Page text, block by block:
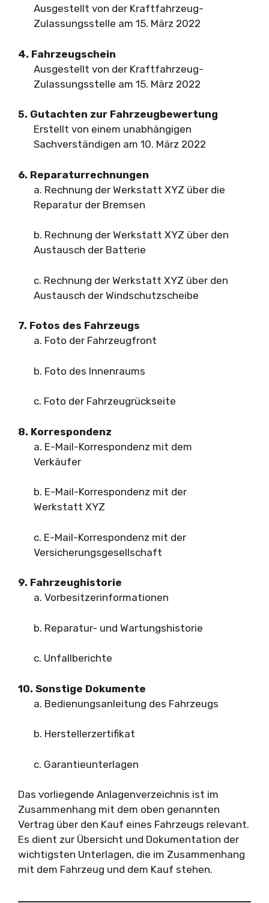
Ausgestellt von der Kraftfahrzeug-
Zulassungsstelle am 15. März 2022
4. Fahrzeugschein
Ausgestellt von der Kraftfahrzeug-
Zulassungsstelle am 15. März 2022
5. Gutachten zur Fahrzeugbewertung
Erstellt von einem unabhängigen
Sachverständigen am 10. März 2022
6. Reparaturrechnungen
a. Rechnung der Werkstatt XYZ über die
Reparatur der Bremsen
b. Rechnung der Werkstatt XYZ über den
Austausch der Batterie
c. Rechnung der Werkstatt XYZ über den
Austausch der Windschutzscheibe
7. Fotos des Fahrzeugs
a. Foto der Fahrzeugfront
b. Foto des Innenraums
c. Foto der Fahrzeugrückseite
8. Korrespondenz
a. E-Mail-Korrespondenz mit dem
Verkäufer
b. E-Mail-Korrespondenz mit der
Werkstatt XYZ
c. E-Mail-Korrespondenz mit der
Versicherungsgesellschaft
9. Fahrzeughistorie
a. Vorbesitzerinformationen
b. Reparatur- und Wartungshistorie
c. Unfallberichte
10. Sonstige Dokumente
a. Bedienungsanleitung des Fahrzeugs
b. Herstellerzertifikat
c. Garantieunterlagen
Das vorliegende Anlagenverzeichnis ist im
Zusammenhang mit dem oben genannten
Vertrag über den Kauf eines Fahrzeugs relevant.
Es dient zur Übersicht und Dokumentation der
wichtigsten Unterlagen, die im Zusammenhang
mit dem Fahrzeug und dem Kauf stehen.